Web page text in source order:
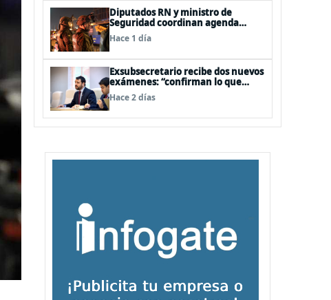
Diputados RN y ministro de
Seguridad coordinan agenda
legislativa y fast track de
proyectos
Hace 1 día
Exsubsecretario recibe dos nuevos
exámenes: “confirman lo que
siempre he dicho que no consumo
droga”
Hace 2 días